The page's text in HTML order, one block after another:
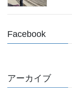
Facebook
アーカイブ